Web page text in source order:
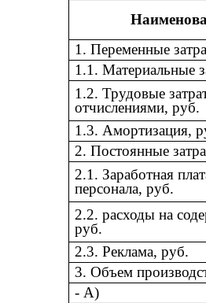
1. Переменные
1.1. Материальные
1.2. Трудовые
отчислениями, руб.
1.3. Амортизация,
2. Постоянные
2.1. Заработная
персонала, руб.
2.2. расходы на
руб.
2.3. Реклама, руб.
3. Объем
- А)